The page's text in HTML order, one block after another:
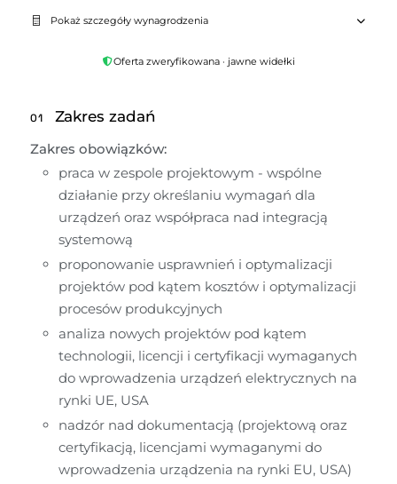
Pokaż szczegóły wynagrodzenia
Oferta zweryfikowana · jawne widełki
01 Zakres zadań
Zakres obowiązków:
praca w zespole projektowym - wspólne
działanie przy określaniu wymagań dla
urządzeń oraz współpraca nad integracją
systemową
proponowanie usprawnień i optymalizacji
projektów pod kątem kosztów i optymalizacji
procesów produkcyjnych
analiza nowych projektów pod kątem
technologii, licencji i certyfikacji wymaganych
do wprowadzenia urządzeń elektrycznych na
rynki UE, USA
nadzór nad dokumentacją (projektową oraz
certyfikacją, licencjami wymaganymi do
wprowadzenia urządzenia na rynki EU, USA)